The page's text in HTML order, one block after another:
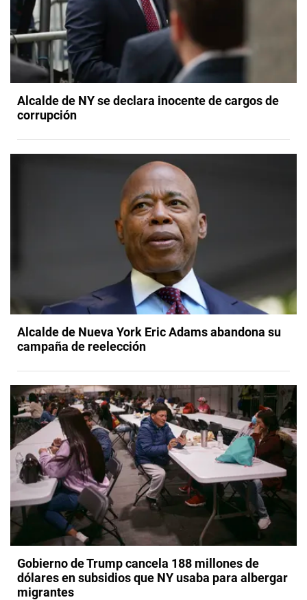
Alcalde de NY se declara inocente de cargos de
corrupción
Alcalde de Nueva York Eric Adams abandona su
campaña de reelección
Gobierno de Trump cancela 188 millones de
dólares en subsidios que NY usaba para albergar
migrantes